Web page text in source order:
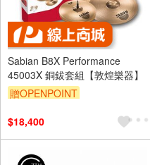
Sabian B8X Performance
45003X 銅鈸套組【敦煌樂器】
贈OPENPOINT
$18,400